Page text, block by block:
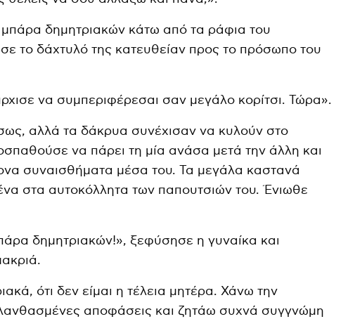
δημητριακών κάτω από τα ράφια του
το δάχτυλό της κατευθείαν προς το πρόσωπο του
να συμπεριφέρεσαι σαν μεγάλο κορίτσι. Τώρα».
αλλά τα δάκρυα συνέχισαν να κυλούν στο
να πάρει τη μία ανάσα μετά την άλλη και
συναισθήματα μέσα του. Τα μεγάλα καστανά
στα αυτοκόλλητα των παπουτσιών του. Ένιωθε
δημητριακών!», ξεφύσησε η γυναίκα και
ότι δεν είμαι η τέλεια μητέρα. Χάνω την
αποφάσεις και ζητάω συχνά συγγνώμη